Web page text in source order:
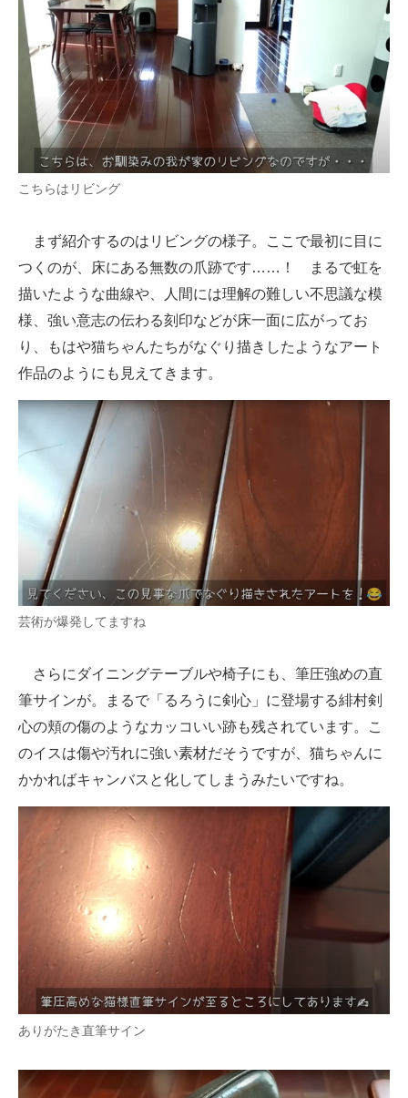
こちらはリビング
まず紹介するのはリビングの様子。ここで最初に目に
つくのが、床にある無数の爪跡です……！ まるで虹を
描いたような曲線や、人間には理解の難しい不思議な模
様、強い意志の伝わる刻印などが床一面に広がってお
り、もはや猫ちゃんたちがなぐり描きしたようなアート
作品のようにも見えてきます。
芸術が爆発してますね
さらにダイニングテーブルや椅子にも、筆圧強めの直
筆サインが。まるで「るろうに剣心」に登場する緋村剣
心の頬の傷のようなカッコいい跡も残されています。こ
のイスは傷や汚れに強い素材だそうですが、猫ちゃんに
かかればキャンバスと化してしまうみたいですね。
ありがたき直筆サイン